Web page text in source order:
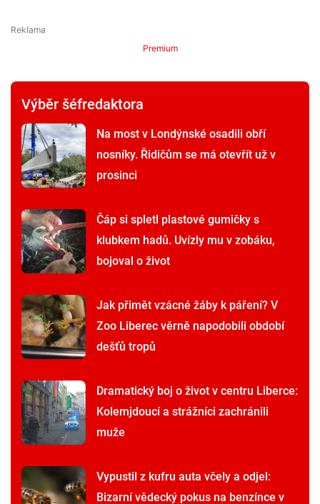
Premium
Výběr šéfredaktora
Na most v Londýnské osadili obří
nosníky. Řidičům se má otevřít už v
prosinci
Čáp si spletl plastové gumičky s
klubkem hadů. Uvízly mu v zobáku,
bojoval o život
Jak přimět vzácné žáby k páření? V
Zoo Liberec věrně napodobili období
dešťů tropů
Dramatický boj o život v centru Liberce:
Kolemjdoucí a strážníci zachránili
muže
Vypustil z kufru auta včely a odjel:
Bizarní vědecký pokus na benzínce v